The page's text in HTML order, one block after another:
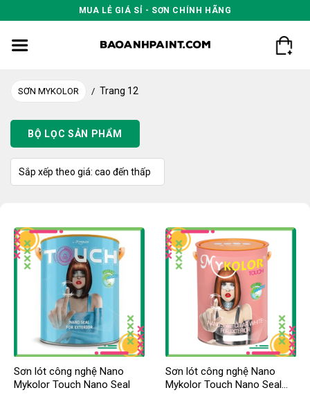
to
content
MUA LẺ GIÁ SỈ - SƠN CHÍNH HÃNG
SƠN MYKOLOR / Trang 12
BỘ LỌC SẢN PHẨM
Sơn lót công nghệ Nano
Mykolor Touch Nano Seal
Sơn lót công nghệ Nano
Mykolor Touch Nano Seal